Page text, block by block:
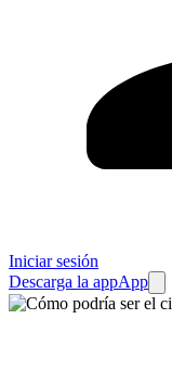
Iniciar sesión
Descarga la appApp